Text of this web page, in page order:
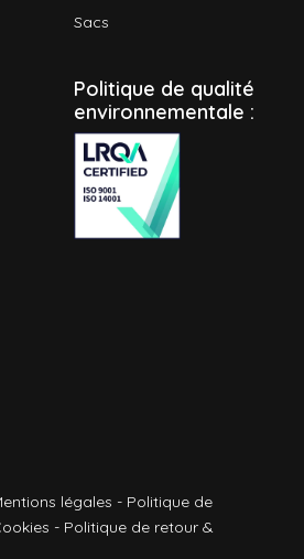
Sacs
Politique de qualité
environnementale :
légales - Politique de
- Politique de retour &